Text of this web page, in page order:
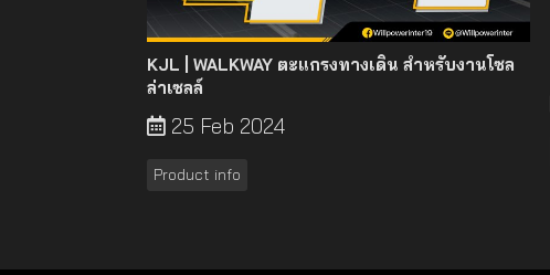
KJL | WALKWAY ตะแกรงทางเดิน สำหรับงานโซล
ล่าเซลล์
25 Feb 2024
Product info